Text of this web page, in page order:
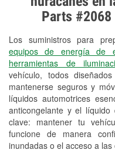
Parts
Los suministros para
equipos de energía de
herramientas de
vehículo, todos
mantenerse seguros y
líquidos automotrices
anticongelante y el
clave: mantener tu
funcione de manera
inundadas o el acceso a
Revisión
Reciclaje
Instalación
Instalación
Programa